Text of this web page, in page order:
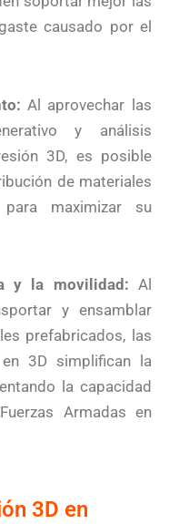
causado por el
Al aprovechar las
y análisis
3D, es posible
de materiales
maximizar su
y la movilidad: Al
y ensamblar
prefabricados, las
3D simplifican la
la capacidad
Armadas en
3D en